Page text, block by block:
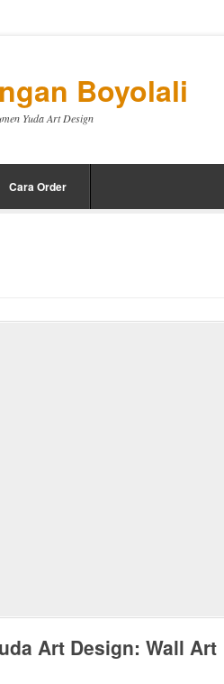
Boyolali
Yuda Art Design
Cara Order
Art Design: Wall Art